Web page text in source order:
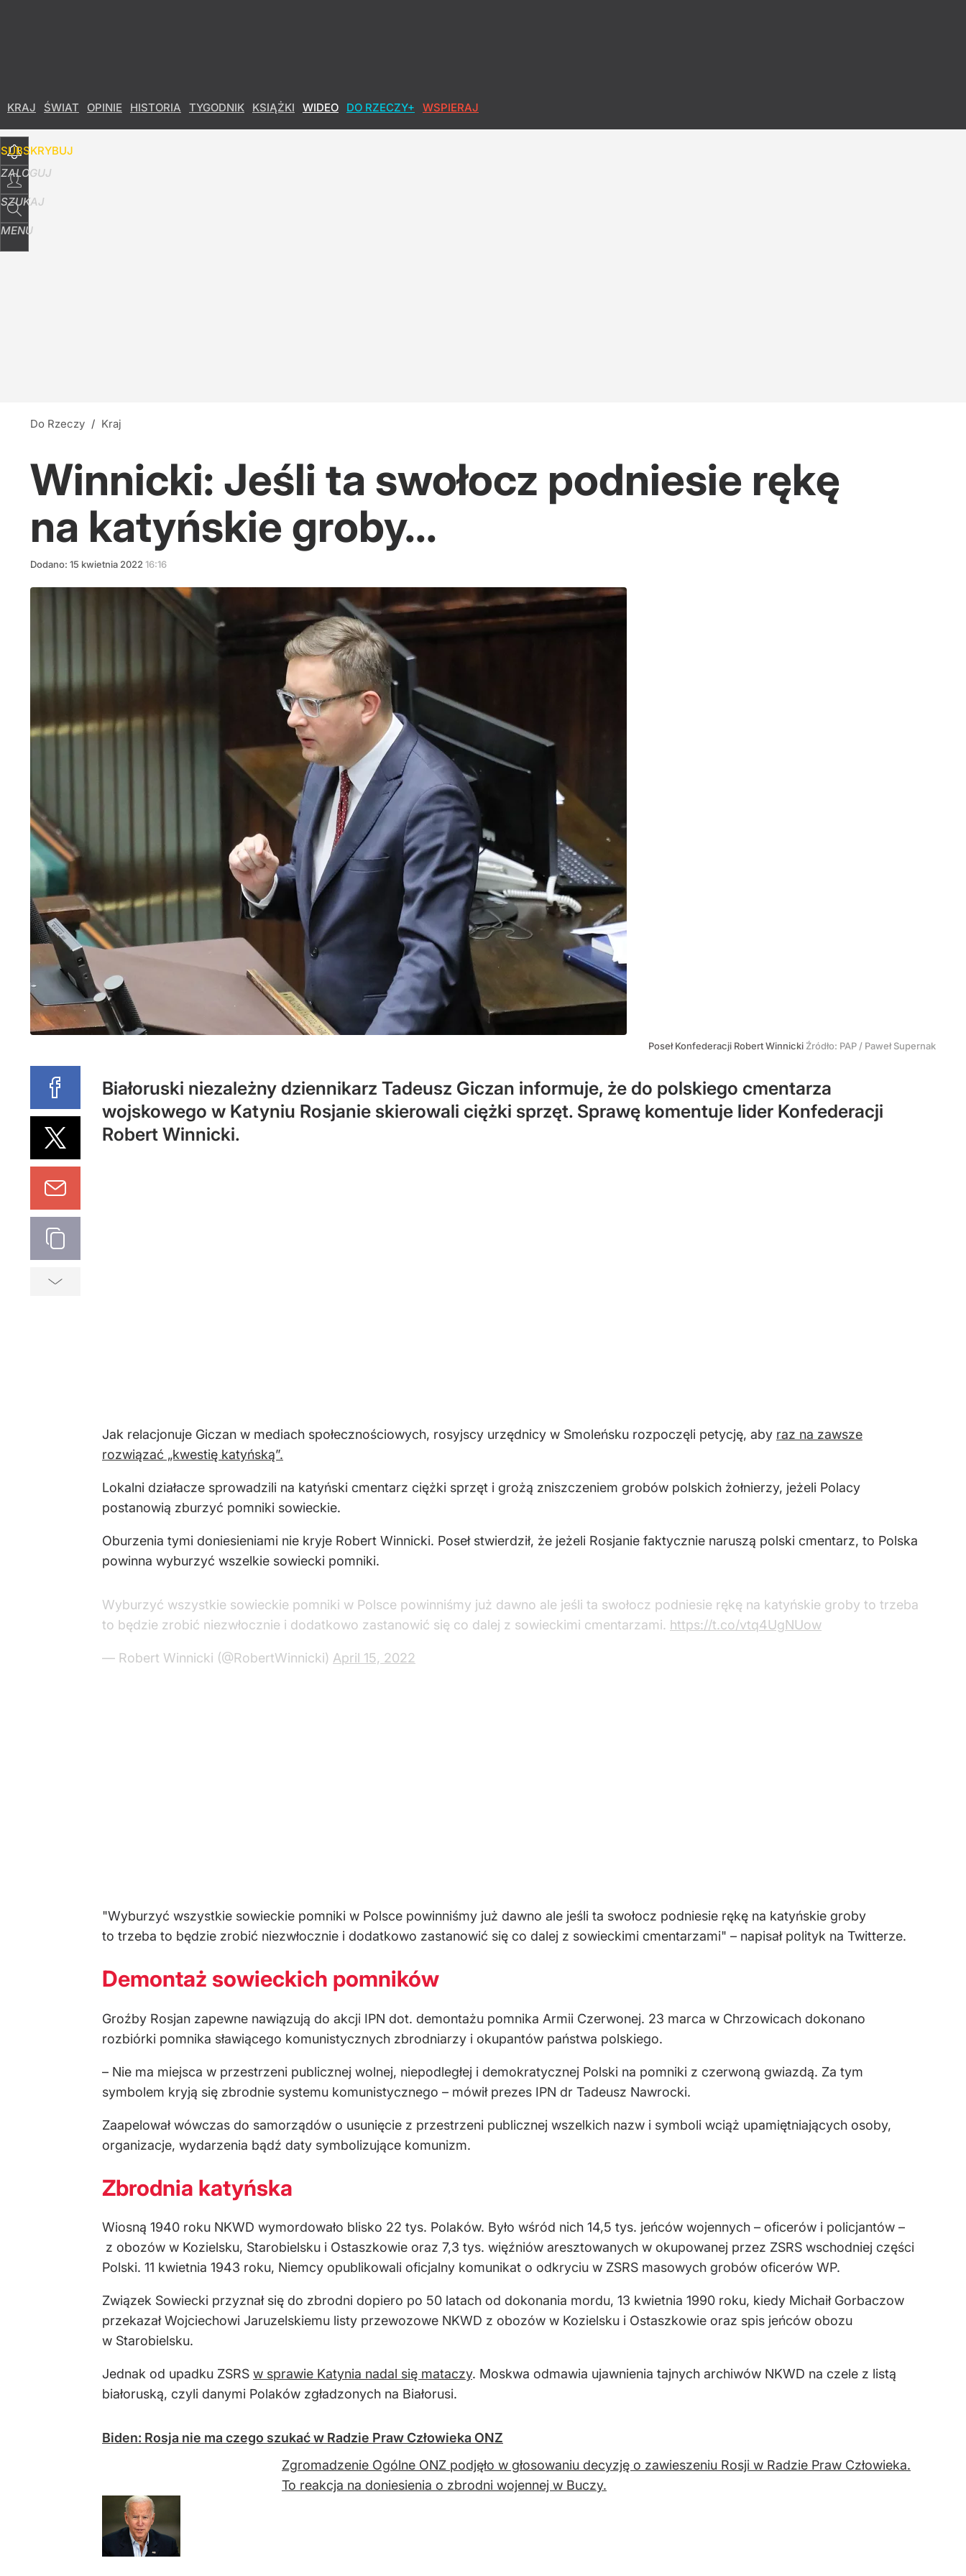
KRAJ ŚWIAT OPINIE HISTORIA TYGODNIK KSIĄŻKI WIDEO DO RZECZY+ WSPIERAJ
SUBSKRYBUJ
ZALOGUJ
SZUKAJ
MENU
Do Rzeczy / Kraj
Winnicki: Jeśli ta swołocz podniesie rękę
na katyńskie groby...
Dodano: 15 kwietnia 2022 16:16
Poseł Konfederacji Robert Winnicki Źródło: PAP / Paweł Supernak
Białoruski niezależny dziennikarz Tadeusz Giczan informuje, że do polskiego cmentarza
wojskowego w Katyniu Rosjanie skierowali ciężki sprzęt. Sprawę komentuje lider Konfederacji
Robert Winnicki.
Jak relacjonuje Giczan w mediach społecznościowych, rosyjscy urzędnicy w Smoleńsku rozpoczęli petycję, aby raz na zawsze
rozwiązać „kwestię katyńską”.
Lokalni działacze sprowadzili na katyński cmentarz ciężki sprzęt i grożą zniszczeniem grobów polskich żołnierzy, jeżeli Polacy
postanowią zburzyć pomniki sowieckie.
Oburzenia tymi doniesieniami nie kryje Robert Winnicki. Poseł stwierdził, że jeżeli Rosjanie faktycznie naruszą polski cmentarz, to Polska
powinna wyburzyć wszelkie sowiecki pomniki.
Wyburzyć wszystkie sowieckie pomniki w Polsce powinniśmy już dawno ale jeśli ta swołocz podniesie rękę na katyńskie groby to trzeba
to będzie zrobić niezwłocznie i dodatkowo zastanowić się co dalej z sowieckimi cmentarzami. https://t.co/vtq4UgNUow
— Robert Winnicki (@RobertWinnicki) April 15, 2022
"Wyburzyć wszystkie sowieckie pomniki w Polsce powinniśmy już dawno ale jeśli ta swołocz podniesie rękę na katyńskie groby
to trzeba to będzie zrobić niezwłocznie i dodatkowo zastanowić się co dalej z sowieckimi cmentarzami" – napisał polityk na Twitterze.
Demontaż sowieckich pomników
Groźby Rosjan zapewne nawiązują do akcji IPN dot. demontażu pomnika Armii Czerwonej. 23 marca w Chrzowicach dokonano
rozbiórki pomnika sławiącego komunistycznych zbrodniarzy i okupantów państwa polskiego.
– Nie ma miejsca w przestrzeni publicznej wolnej, niepodległej i demokratycznej Polski na pomniki z czerwoną gwiazdą. Za tym
symbolem kryją się zbrodnie systemu komunistycznego – mówił prezes IPN dr Tadeusz Nawrocki.
Zaapelował wówczas do samorządów o usunięcie z przestrzeni publicznej wszelkich nazw i symboli wciąż upamiętniających osoby,
organizacje, wydarzenia bądź daty symbolizujące komunizm.
Zbrodnia katyńska
Wiosną 1940 roku NKWD wymordowało blisko 22 tys. Polaków. Było wśród nich 14,5 tys. jeńców wojennych – oficerów i policjantów –
z obozów w Kozielsku, Starobielsku i Ostaszkowie oraz 7,3 tys. więźniów aresztowanych w okupowanej przez ZSRS wschodniej części
Polski. 11 kwietnia 1943 roku, Niemcy opublikowali oficjalny komunikat o odkryciu w ZSRS masowych grobów oficerów WP.
Związek Sowiecki przyznał się do zbrodni dopiero po 50 latach od dokonania mordu, 13 kwietnia 1990 roku, kiedy Michaił Gorbaczow
przekazał Wojciechowi Jaruzelskiemu listy przewozowe NKWD z obozów w Kozielsku i Ostaszkowie oraz spis jeńców obozu
w Starobielsku.
Jednak od upadku ZSRS w sprawie Katynia nadal się mataczy. Moskwa odmawia ujawnienia tajnych archiwów NKWD na czele z listą
białoruską, czyli danymi Polaków zgładzonych na Białorusi.
Biden: Rosja nie ma czego szukać w Radzie Praw Człowieka ONZ
Zgromadzenie Ogólne ONZ podjęło w głosowaniu decyzję o zawieszeniu Rosji w Radzie Praw Człowieka.
To reakcja na doniesienia o zbrodni wojennej w Buczy.